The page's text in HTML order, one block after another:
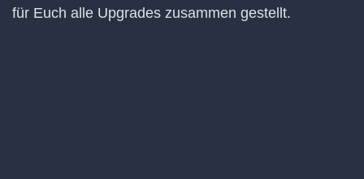
für Euch alle Upgrades zusammen gestellt.